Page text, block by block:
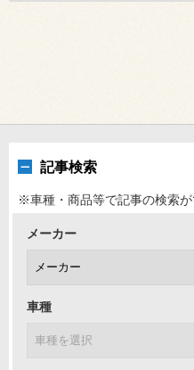
記事検索
※車種・商品等で記事の検索が
メーカー
車種